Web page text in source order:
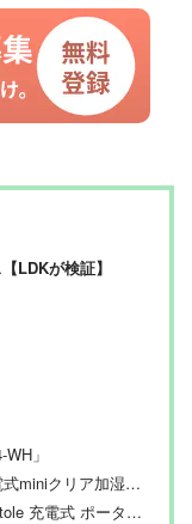
品から収納インテリ
商品を徹底的に検
証機関が実際に使っ
お役立ち情報」を厳
橋咲彩を中心に、11
事制作を行っていま
LDKが検証】
」
LEDライト付LCAHF006」
ポータブル加湿器」